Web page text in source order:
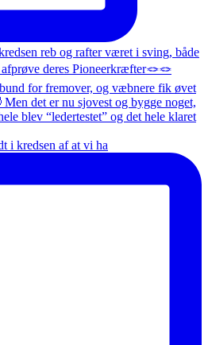
i kredsen af at vi ha